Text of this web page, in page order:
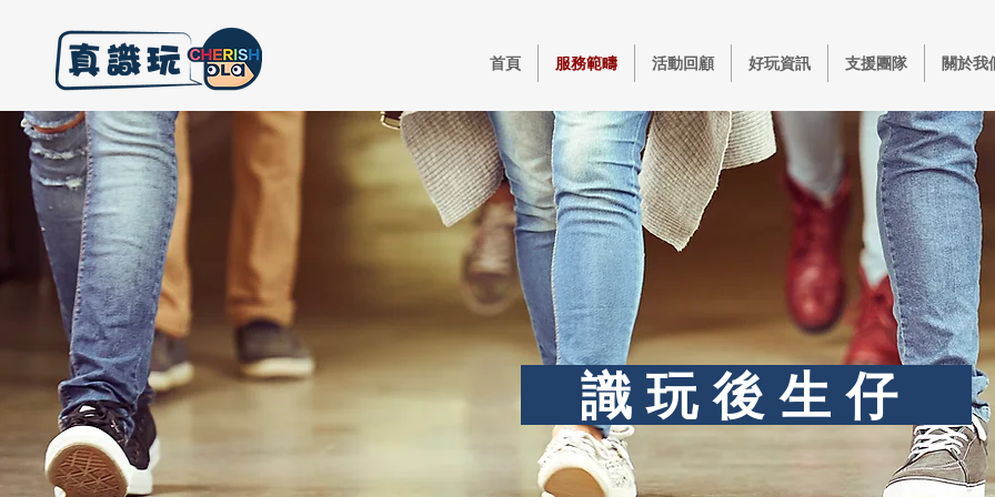
首頁 服務範疇 活動回顧 好玩資訊 支援團隊 關於我
​ 識玩後生仔